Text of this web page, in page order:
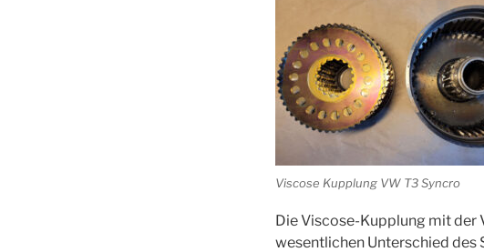
Viscose Kupplung VW T3 Syncro
Die Viscose-Kupplung mit der
wesentlichen Unterschied des